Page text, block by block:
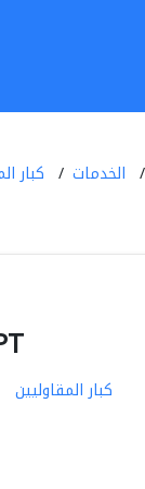
الخدمات
كبار
كبار المقاوليين